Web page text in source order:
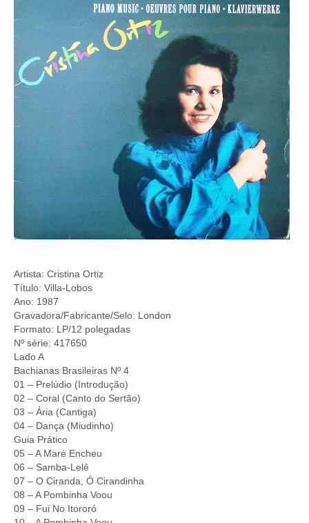
Artista: Cristina Ortiz
Título: Villa-Lobos
Ano: 1987
Gravadora/Fabricante/Selo: London
Formato: LP/12 polegadas
Nº série: 417650
Lado A
Bachianas Brasileiras Nº 4
01 – Prelúdio (Introdução)
02 – Coral (Canto do Sertão)
03 – Ária (Cantiga)
04 – Dança (Miudinho)
Guia Prático
05 – A Maré Encheu
06 – Samba-Lelê
07 – O Ciranda, Ó Cirandinha
08 – A Pombinha Voou
09 – Fui No Itororó